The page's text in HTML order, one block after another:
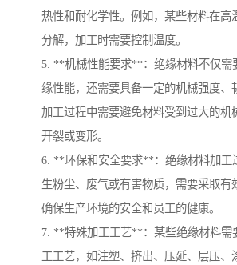
热性和耐化学性。例如，某些材料在高
分解，加工时需要控制温度。
5. **机械性能要求**：绝缘材料不仅需
缘性能，还需要具备一定的机械强度、
加工过程中需要避免材料受到过大的机
开裂或变形。
6. **环保和安全要求**：绝缘材料加工
生粉尘、废气或有害物质，需要采取有
确保生产环境的安全和员工的健康。
7. **特殊加工工艺**：某些绝缘材料需
工工艺，如注塑、挤出、压延、层压、